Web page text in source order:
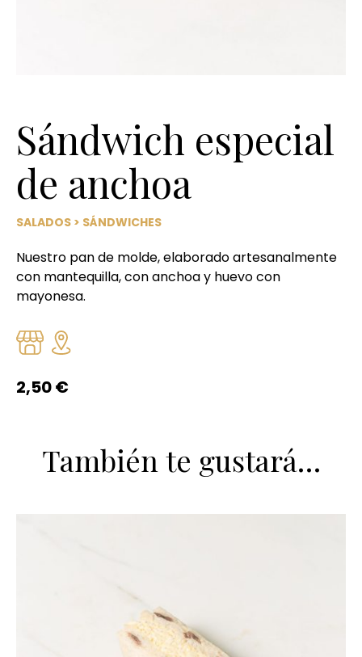
Sándwich especial
de anchoa
SALADOS > SÁNDWICHES
Nuestro pan de molde, elaborado artesanalmente
con mantequilla, con anchoa y huevo con
mayonesa.
2,50€
También te gustará…